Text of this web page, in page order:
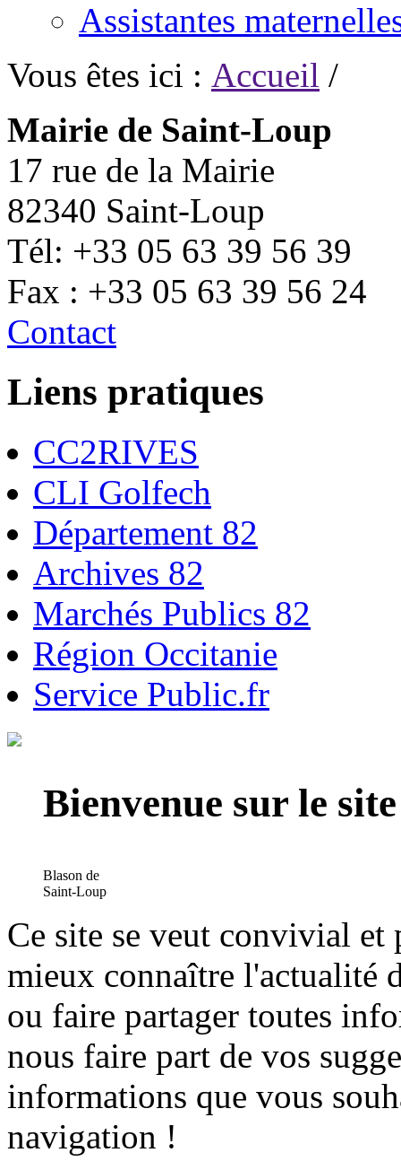
Assistantes
Vous êtes ici : Accueil /
Mairie de Saint-Loup
17 rue de la Mairie
82340 Saint-Loup
Tél: +33 05 63 39 56 39
Fax : +33 05 63 39 56 24
Contact
Liens pratiques
CC2RIVES
CLI Golfech
Département 82
Archives 82
Marchés Publics 82
Région Occitanie
Service Public.fr
Bienvenue sur le
Blason de
Saint-Loup
Ce site se veut convivial et
mieux connaître l'actualité
ou faire partager toutes
nous faire part de vos
informations que vous
navigation !